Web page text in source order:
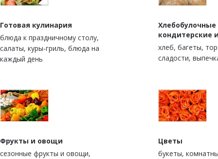
Готовая кулинария
блюда к праздничному столу,
салаты, куры-гриль, блюда на
каждый день
Хлебобулочные
кондитерские
xлеб, багеты,
сладости,
Фрукты и овощи
сезонные фрукты и овощи,
Цветы
букеты,